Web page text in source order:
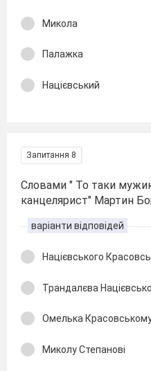
Микола
Палажка
Націєвський
Запитання 8
Словами " То таки
канцелярист" Мартин
варіанти відповідей
Націєвського
Трандалєва
Омелька
Миколу Степанові